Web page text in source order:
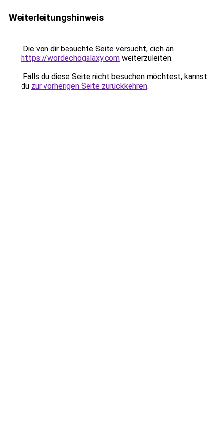
Weiterleitungshinweis
Die von dir besuchte Seite versucht, dich an
https://wordechogalaxy.com weiterzuleiten.
Falls du diese Seite nicht besuchen möchtest, kannst
du zur vorherigen Seite zurückkehren.